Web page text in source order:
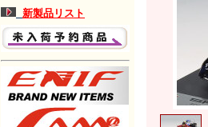
新製品リスト